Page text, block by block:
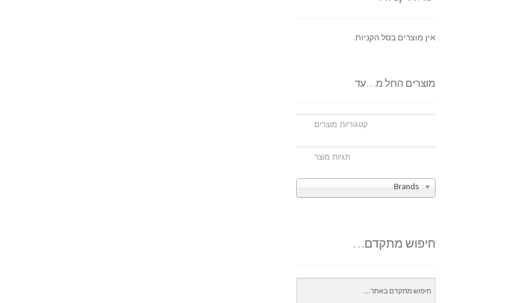
אין מוצרים בסל הקניות.
מוצרים החל מ…עד
Brands
חיפוש מתקדם…